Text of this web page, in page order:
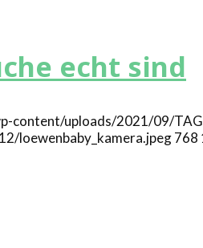
echt sind
content/uploads/2021/09/
loewenbaby_kamera.jpeg768